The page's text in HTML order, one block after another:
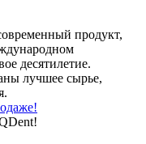
продукт,
десятилетие.
лучшее сырье,